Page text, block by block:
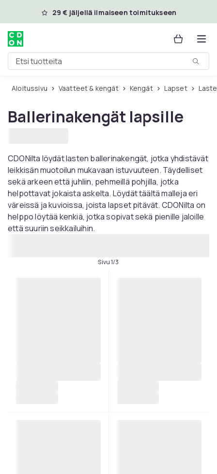
Ohita ja siirry pääsisältöön
29 € jäljellä ilmaiseen toimitukseen
Etsi tuotteita
Aloitussivu Vaatteet & kengät Kengät Lapset
Ballerinakengät lapsille
CDONilta löydät lasten ballerinakengät, jotka yhdistävät
leikkisän muotoilun mukavaan istuvuuteen. Täydelliset
sekä arkeen että juhliin, pehmeillä pohjilla, jotka
helpottavat jokaista askelta. Löydät täältä malleja eri
väreissä ja kuvioissa, joista lapset pitävät. CDONilta on
helppo löytää kenkiä, jotka sopivat sekä pienille jaloille
että suuriin seikkailuihin.
Sivu 1/3